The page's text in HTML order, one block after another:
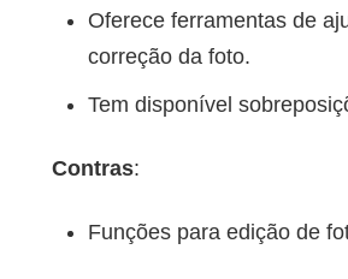
Oferece ferramentas de
correção da foto.
Tem disponível
Contras:
Funções para edição de